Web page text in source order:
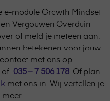
e-module Growth Mindset
Vergouwen Overduin
of meld je meteen aan.
betekenen voor jouw
met ons op
of 035 – 7 506 178 . Of plan
met ons in. Wij vertellen je